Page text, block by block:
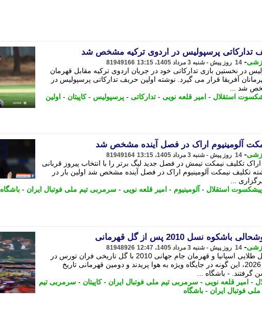
تدارکاتی پرسپولیس در اردوی ترکیه مشخص شد
- 14 روز پیش - شنبه 3 مرداد 1405، 13:15 81949166
در نخستین بازی تدارکاتی خود در جریان اردوی ترکیه مقابل قهرمان
آفریقا قرار می گیرد. نوشته اولین حریف تدارکاتی پرسپولیس در
شد ...
استقلال - امیر قلعه نویی - تدارکاتی - پرسپولیس -کاپیتان - اولین
آلومینیوم اراک در فصل آینده مشخص شد
- 14 روز پیش - شنبه 3 مرداد 1405، 13:15 81949164
اراک تکلیف نیمکت تیمش در فصل جدید لیگ برتر را با انتخاب پیروز قربانی
تکلیف نیمکت آلومینیوم اراک در فصل آینده مشخص شد اولین بار در
...
پیشکسوت استقلال - آلومینیوم - امیر قلعه نویی - سرمربی تیم ملی فوتبال ایران - باشگاه
نسل 2010 پس از گل قهرمانی
- 14 روز پیش - شنبه 3 مرداد 1405، 12:47 81948926
اسطوره های نسل طلایی اسپانیا و قهرمان جام جهانی 2010 با گل تاریخی فران تورس در
فینال جام جهانی 2026، این گونه در جایگاه ویژه به هوا پریدند و دومین قهرمانی تاریخ
- باشگاه ...
- امیر قلعه نویی - سرمربی تیم ملی فوتبال ایران -کاپیتان - سرمربی تیم
ملی فوتبال ایران - باشگاه